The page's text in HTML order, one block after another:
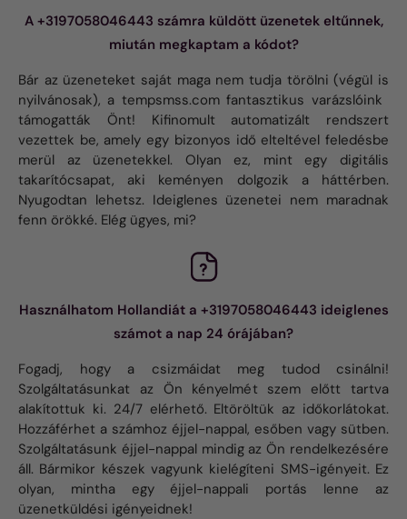
A +3197058046443 számra küldött üzenetek eltűnnek,
miután megkaptam a kódot?
Bár az üzeneteket saját maga nem tudja törölni (végül is
nyilvánosak), a tempsmss.com fantasztikus varázslóink ​​
támogatták Önt! Kifinomult automatizált rendszert
vezettek be, amely egy bizonyos idő elteltével feledésbe
merül az üzenetekkel. Olyan ez, mint egy digitális
takarítócsapat, aki keményen dolgozik a háttérben.
Nyugodtan lehetsz. Ideiglenes üzenetei nem maradnak
fenn örökké. Elég ügyes, mi?
Használhatom Hollandiát a +3197058046443 ideiglenes
számot a nap 24 órájában?
Fogadj, hogy a csizmáidat meg tudod csinálni!
Szolgáltatásunkat az Ön kényelmét szem előtt tartva
alakítottuk ki. 24/7 elérhető. Eltöröltük az időkorlátokat.
Hozzáférhet a számhoz éjjel-nappal, esőben vagy sütben.
Szolgáltatásunk éjjel-nappal mindig az Ön rendelkezésére
áll. Bármikor készek vagyunk kielégíteni SMS-igényeit. Ez
olyan, mintha egy éjjel-nappali portás lenne az
üzenetküldési igényeidnek!